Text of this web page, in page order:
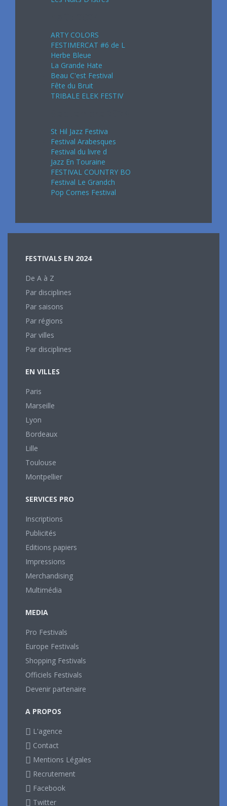
ARTY COLORS
FESTIMERCAT #6 de L
Herbe Bleue
La Grande Hate
Beau C'est Festival
Fête du Bruit
TRIBALE ELEK FESTIV
St Hil Jazz Festiva
Festival Arabesques
Festival du livre d
Jazz En Touraine
FESTIVAL COUNTRY BO
Festival Le Grandch
Pop Cornes Festival
FESTIVALS EN 2024
De A à Z
Par disciplines
Par saisons
Par régions
Par villes
Par disciplines
EN VILLES
Paris
Marseille
Lyon
Bordeaux
Lille
Toulouse
Montpellier
SERVICES PRO
Inscriptions
Publicités
Editions papiers
Impressions
Merchandising
Multimédia
MEDIA
Pro Festivals
Europe Festivals
Shopping Festivals
Officiels Festivals
Devenir partenaire
A PROPOS
L'agence
Contact
Mentions Légales
Recrutement
Facebook
Twitter